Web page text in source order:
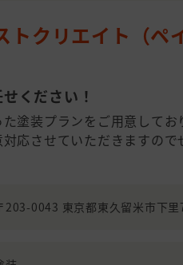
トクリエイト（ペ
ください！
塗装プランをご用意してお
応させていただきますので
203-0043 東京都東久留米市下